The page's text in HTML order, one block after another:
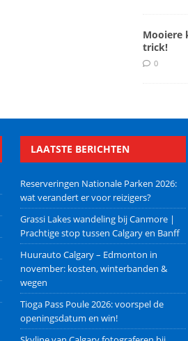
Mooiere
trick!
0
LAATSTE BERICHTEN
Reserveringen Nationale Parken 2026:
wat verandert er voor reizigers?
Grassi Lakes wandeling bij Canmore |
Prachtige stop tussen Calgary en Banff
Huurauto Calgary – Edmonton in
november: kosten, winterbanden &
wegen
Tioga Pass Poule 2026: voorspel de
openingsdatum en win!